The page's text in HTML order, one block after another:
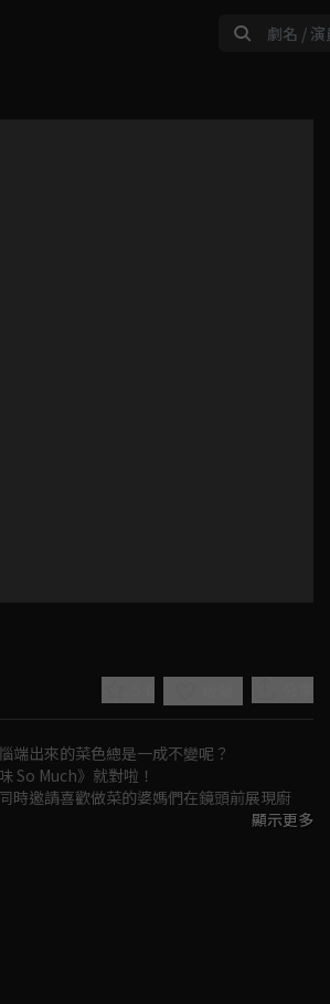
端出來的菜色總是一成不變呢？
So Much》就對啦！
時邀請喜歡做菜的婆媽們在鏡頭前展現廚
饗宴吧！
顯示更多